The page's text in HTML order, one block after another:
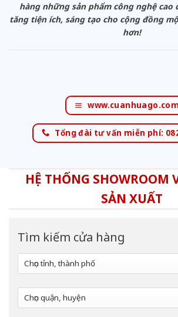
hàng những sản phẩm công nghệ cao
tăng tiện ích, sáng tạo cho cộng đồng
hơn!
www.cuanhuago.com
Tổng đài tư vấn miễn phí:
HỆ THỐNG SHOWROOM
SẢN XUẤT
Tìm kiếm cửa hàng